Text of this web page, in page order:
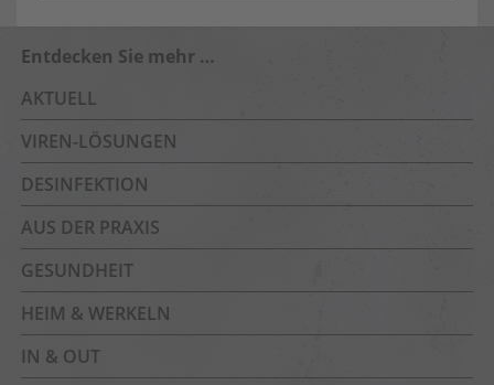
Entdecken Sie mehr …
AKTUELL
VIREN-LÖSUNGEN
DESINFEKTION
AUS DER PRAXIS
GESUNDHEIT
HEIM & WERKELN
IN & OUT